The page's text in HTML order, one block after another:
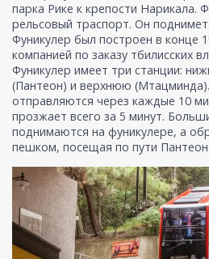
парка Рике к крепости Нарикала.
рельсовый траспорт. Он
Фуникулер был построен в конце
компанией по заказу тбилисских
Фуникулер имеет три станции:
(Пантеон) и верхнюю
отправляются через каждые 10
прозжает всего за 5 минут.
поднимаются на фуникулере, а
пешком, посещая по пути Пантеон.